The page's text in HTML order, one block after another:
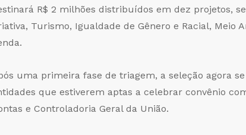
R$ 2 milhões distribuídos em dez projetos,
Turismo, Igualdade de Gênero e Racial, Meio
uma primeira fase de triagem, a seleção agora
que estiverem aptas a celebrar convênio
e Controladoria Geral da União.